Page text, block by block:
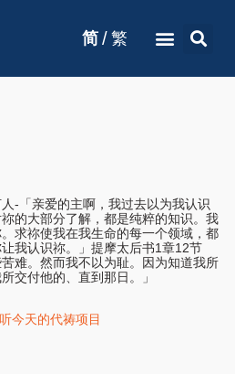
简 / 繁
-「亲爱的主啊，我过去以为我认识
的大部分了解，都是纯粹的知识。我
求祢使我在我生命的每一个领域，都
我认识祢。」提摩太后书1章12节
难。然而我不以为耻。因为知道我所
交付他的、直到那日。」
今天的代祷项目